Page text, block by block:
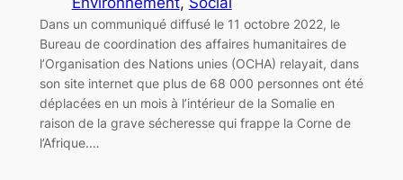
Dans un communiqué diffusé le 11 octobre 2022, le
Bureau de coordination des affaires humanitaires de
l’Organisation des Nations unies (OCHA) relayait, dans
son site internet que plus de 68 000 personnes ont été
déplacées en un mois à l’intérieur de la Somalie en
raison de la grave sécheresse qui frappe la Corne de
l’Afrique.…